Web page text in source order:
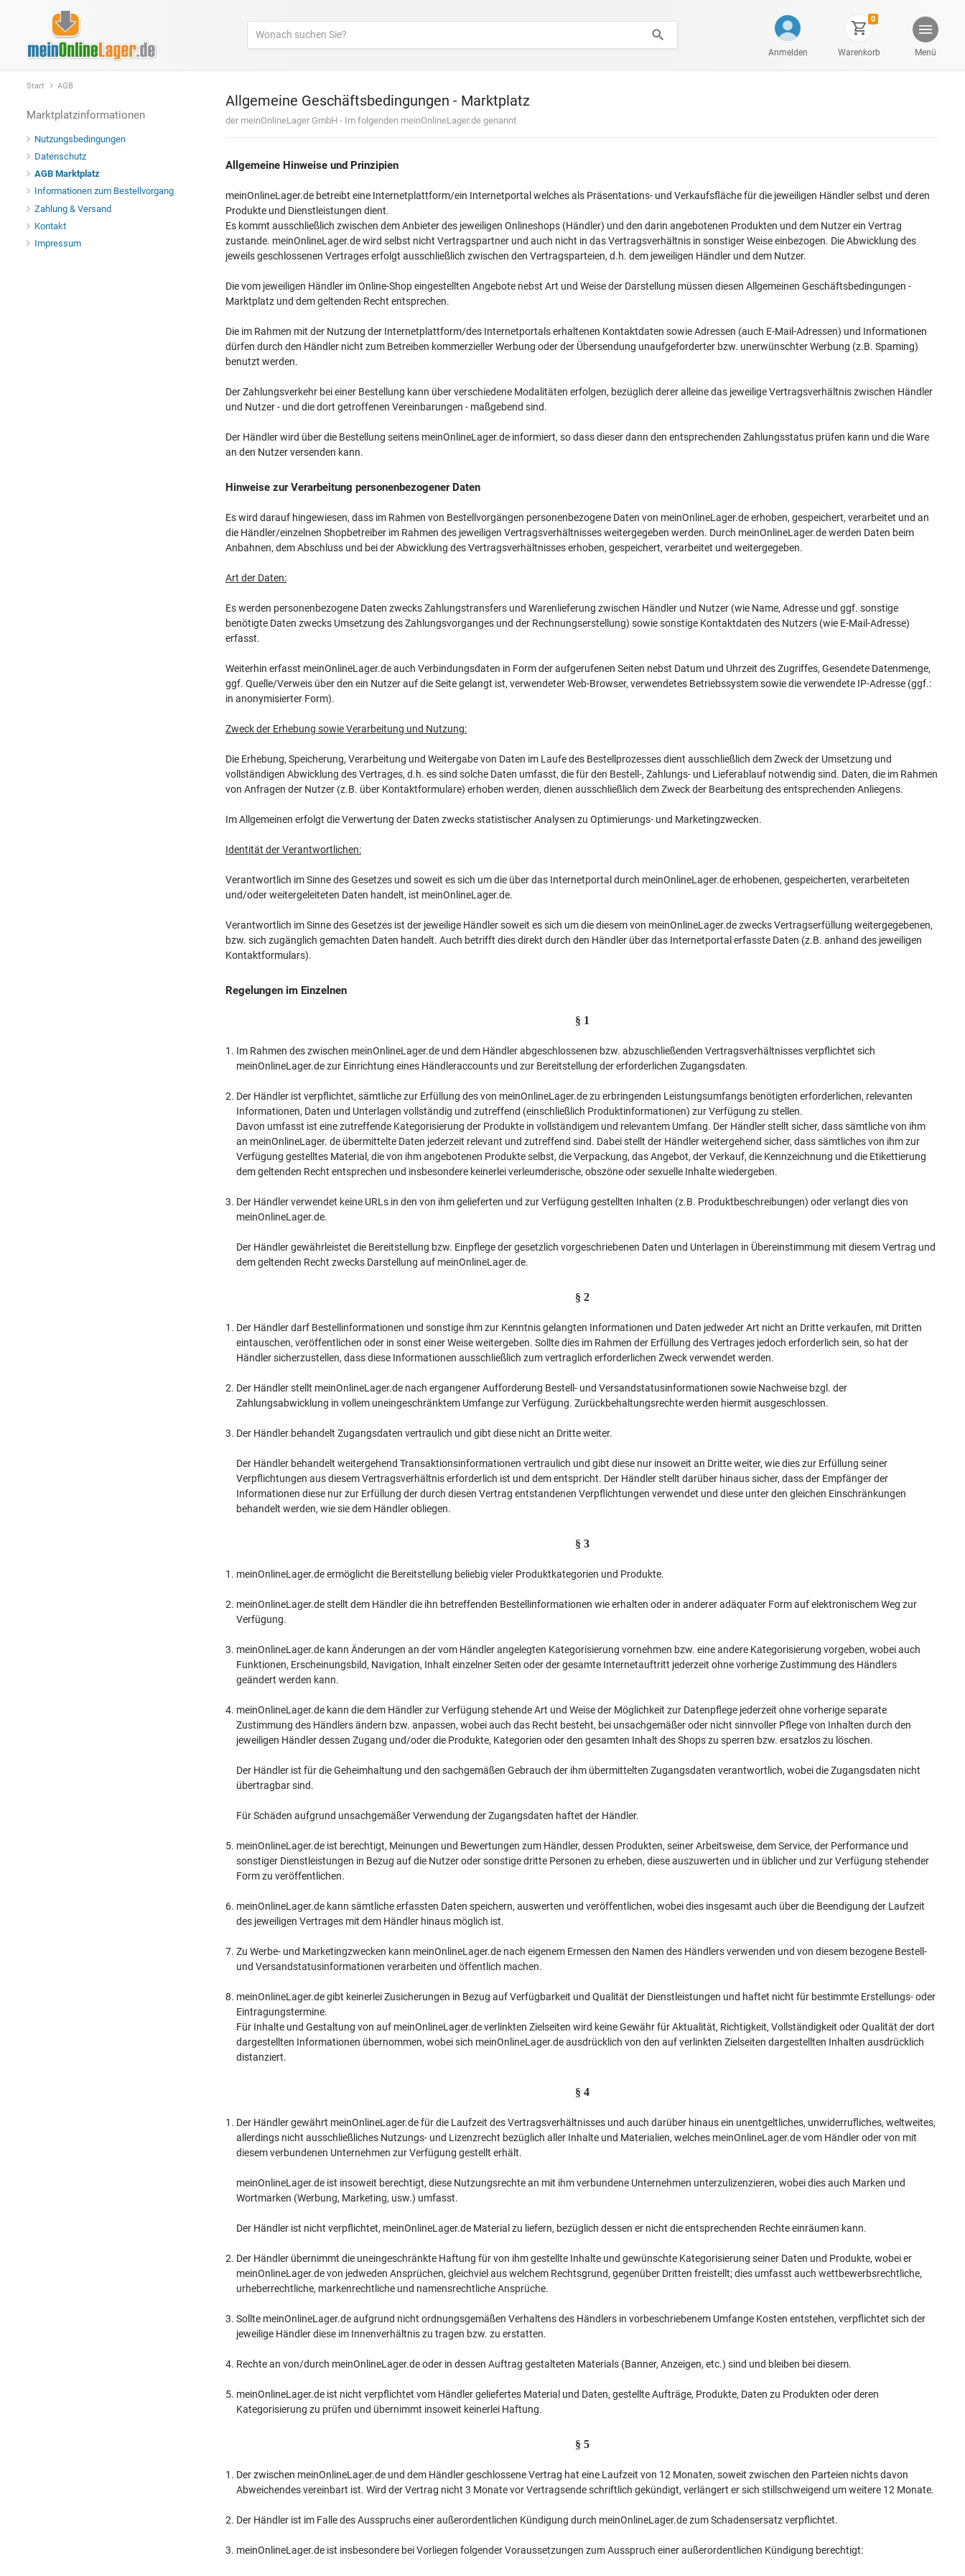
Anmelden
0
Warenkorb Menü
Start AGB
Marktplatzinformationen
Nutzungsbedingungen
Datenschutz
AGB Marktplatz
Informationen zum Bestellvorgang
Zahlung & Versand
Kontakt
Impressum
Allgemeine Geschäftsbedingungen - Marktplatz
der meinOnlineLager GmbH - Im folgenden meinOnlineLager.de genannt
Allgemeine Hinweise und Prinzipien
meinOnlineLager.de betreibt eine Internetplattform/ein Internetportal welches als Präsentations- und Verkaufsfläche für die jeweiligen Händler selbst und deren
Produkte und Dienstleistungen dient.
Es kommt ausschließlich zwischen dem Anbieter des jeweiligen Onlineshops (Händler) und den darin angebotenen Produkten und dem Nutzer ein Vertrag
zustande. meinOnlineLager.de wird selbst nicht Vertragspartner und auch nicht in das Vertragsverhältnis in sonstiger Weise einbezogen. Die Abwicklung des
jeweils geschlossenen Vertrages erfolgt ausschließlich zwischen den Vertragsparteien, d.h. dem jeweiligen Händler und dem Nutzer.
Die vom jeweiligen Händler im Online-Shop eingestellten Angebote nebst Art und Weise der Darstellung müssen diesen Allgemeinen Geschäftsbedingungen -
Marktplatz und dem geltenden Recht entsprechen.
Die im Rahmen mit der Nutzung der Internetplattform/des Internetportals erhaltenen Kontaktdaten sowie Adressen (auch E-Mail-Adressen) und Informationen
dürfen durch den Händler nicht zum Betreiben kommerzieller Werbung oder der Übersendung unaufgeforderter bzw. unerwünschter Werbung (z.B. Spaming)
benutzt werden.
Der Zahlungsverkehr bei einer Bestellung kann über verschiedene Modalitäten erfolgen, bezüglich derer alleine das jeweilige Vertragsverhältnis zwischen Händler
und Nutzer - und die dort getroffenen Vereinbarungen - maßgebend sind.
Der Händler wird über die Bestellung seitens meinOnlineLager.de informiert, so dass dieser dann den entsprechenden Zahlungsstatus prüfen kann und die Ware
an den Nutzer versenden kann.
Hinweise zur Verarbeitung personenbezogener Daten
Es wird darauf hingewiesen, dass im Rahmen von Bestellvorgängen personenbezogene Daten von meinOnlineLager.de erhoben, gespeichert, verarbeitet und an
die Händler/einzelnen Shopbetreiber im Rahmen des jeweiligen Vertragsverhältnisses weitergegeben werden. Durch meinOnlineLager.de werden Daten beim
Anbahnen, dem Abschluss und bei der Abwicklung des Vertragsverhältnisses erhoben, gespeichert, verarbeitet und weitergegeben.
Art der Daten:
Es werden personenbezogene Daten zwecks Zahlungstransfers und Warenlieferung zwischen Händler und Nutzer (wie Name, Adresse und ggf. sonstige
benötigte Daten zwecks Umsetzung des Zahlungsvorganges und der Rechnungserstellung) sowie sonstige Kontaktdaten des Nutzers (wie E-Mail-Adresse)
erfasst.
Weiterhin erfasst meinOnlineLager.de auch Verbindungsdaten in Form der aufgerufenen Seiten nebst Datum und Uhrzeit des Zugriffes, Gesendete Datenmenge,
ggf. Quelle/Verweis über den ein Nutzer auf die Seite gelangt ist, verwendeter Web-Browser, verwendetes Betriebssystem sowie die verwendete IP-Adresse (ggf.:
in anonymisierter Form).
Zweck der Erhebung sowie Verarbeitung und Nutzung:
Die Erhebung, Speicherung, Verarbeitung und Weitergabe von Daten im Laufe des Bestellprozesses dient ausschließlich dem Zweck der Umsetzung und
vollständigen Abwicklung des Vertrages, d.h. es sind solche Daten umfasst, die für den Bestell-, Zahlungs- und Lieferablauf notwendig sind. Daten, die im Rahmen
von Anfragen der Nutzer (z.B. über Kontaktformulare) erhoben werden, dienen ausschließlich dem Zweck der Bearbeitung des entsprechenden Anliegens.
Im Allgemeinen erfolgt die Verwertung der Daten zwecks statistischer Analysen zu Optimierungs- und Marketingzwecken.
Identität der Verantwortlichen:
Verantwortlich im Sinne des Gesetzes und soweit es sich um die über das Internetportal durch meinOnlineLager.de erhobenen, gespeicherten, verarbeiteten
und/oder weitergeleiteten Daten handelt, ist meinOnlineLager.de.
Verantwortlich im Sinne des Gesetzes ist der jeweilige Händler soweit es sich um die diesem von meinOnlineLager.de zwecks Vertragserfüllung weitergegebenen,
bzw. sich zugänglich gemachten Daten handelt. Auch betrifft dies direkt durch den Händler über das Internetportal erfasste Daten (z.B. anhand des jeweiligen
Kontaktformulars).
Regelungen im Einzelnen
§ 1
Im Rahmen des zwischen meinOnlineLager.de und dem Händler abgeschlossenen bzw. abzuschließenden Vertragsverhältnisses verpflichtet sich
meinOnlineLager.de zur Einrichtung eines Händleraccounts und zur Bereitstellung der erforderlichen Zugangsdaten.
Der Händler ist verpflichtet, sämtliche zur Erfüllung des von meinOnlineLager.de zu erbringenden Leistungsumfangs benötigten erforderlichen, relevanten
Informationen, Daten und Unterlagen vollständig und zutreffend (einschließlich Produktinformationen) zur Verfügung zu stellen.
Davon umfasst ist eine zutreffende Kategorisierung der Produkte in vollständigem und relevantem Umfang. Der Händler stellt sicher, dass sämtliche von ihm
an meinOnlineLager. de übermittelte Daten jederzeit relevant und zutreffend sind. Dabei stellt der Händler weitergehend sicher, dass sämtliches von ihm zur
Verfügung gestelltes Material, die von ihm angebotenen Produkte selbst, die Verpackung, das Angebot, der Verkauf, die Kennzeichnung und die Etikettierung
dem geltenden Recht entsprechen und insbesondere keinerlei verleumderische, obszöne oder sexuelle Inhalte wiedergeben.
Der Händler verwendet keine URLs in den von ihm gelieferten und zur Verfügung gestellten Inhalten (z.B. Produktbeschreibungen) oder verlangt dies von
meinOnlineLager.de.
Der Händler gewährleistet die Bereitstellung bzw. Einpflege der gesetzlich vorgeschriebenen Daten und Unterlagen in Übereinstimmung mit diesem Vertrag und
dem geltenden Recht zwecks Darstellung auf meinOnlineLager.de.
§ 2
Der Händler darf Bestellinformationen und sonstige ihm zur Kenntnis gelangten Informationen und Daten jedweder Art nicht an Dritte verkaufen, mit Dritten
eintauschen, veröffentlichen oder in sonst einer Weise weitergeben. Sollte dies im Rahmen der Erfüllung des Vertrages jedoch erforderlich sein, so hat der
Händler sicherzustellen, dass diese Informationen ausschließlich zum vertraglich erforderlichen Zweck verwendet werden.
Der Händler stellt meinOnlineLager.de nach ergangener Aufforderung Bestell- und Versandstatusinformationen sowie Nachweise bzgl. der
Zahlungsabwicklung in vollem uneingeschränktem Umfange zur Verfügung. Zurückbehaltungsrechte werden hiermit ausgeschlossen.
Der Händler behandelt Zugangsdaten vertraulich und gibt diese nicht an Dritte weiter.
Der Händler behandelt weitergehend Transaktionsinformationen vertraulich und gibt diese nur insoweit an Dritte weiter, wie dies zur Erfüllung seiner
Verpflichtungen aus diesem Vertragsverhältnis erforderlich ist und dem entspricht. Der Händler stellt darüber hinaus sicher, dass der Empfänger der
Informationen diese nur zur Erfüllung der durch diesen Vertrag entstandenen Verpflichtungen verwendet und diese unter den gleichen Einschränkungen
behandelt werden, wie sie dem Händler obliegen.
§ 3
meinOnlineLager.de ermöglicht die Bereitstellung beliebig vieler Produktkategorien und Produkte.
meinOnlineLager.de stellt dem Händler die ihn betreffenden Bestellinformationen wie erhalten oder in anderer adäquater Form auf elektronischem Weg zur
Verfügung.
meinOnlineLager.de kann Änderungen an der vom Händler angelegten Kategorisierung vornehmen bzw. eine andere Kategorisierung vorgeben, wobei auch
Funktionen, Erscheinungsbild, Navigation, Inhalt einzelner Seiten oder der gesamte Internetauftritt jederzeit ohne vorherige Zustimmung des Händlers
geändert werden kann.
meinOnlineLager.de kann die dem Händler zur Verfügung stehende Art und Weise der Möglichkeit zur Datenpflege jederzeit ohne vorherige separate
Zustimmung des Händlers ändern bzw. anpassen, wobei auch das Recht besteht, bei unsachgemäßer oder nicht sinnvoller Pflege von Inhalten durch den
jeweiligen Händler dessen Zugang und/oder die Produkte, Kategorien oder den gesamten Inhalt des Shops zu sperren bzw. ersatzlos zu löschen.
Der Händler ist für die Geheimhaltung und den sachgemäßen Gebrauch der ihm übermittelten Zugangsdaten verantwortlich, wobei die Zugangsdaten nicht
übertragbar sind.
Für Schäden aufgrund unsachgemäßer Verwendung der Zugangsdaten haftet der Händler.
meinOnlineLager.de ist berechtigt, Meinungen und Bewertungen zum Händler, dessen Produkten, seiner Arbeitsweise, dem Service, der Performance und
sonstiger Dienstleistungen in Bezug auf die Nutzer oder sonstige dritte Personen zu erheben, diese auszuwerten und in üblicher und zur Verfügung stehender
Form zu veröffentlichen.
meinOnlineLager.de kann sämtliche erfassten Daten speichern, auswerten und veröffentlichen, wobei dies insgesamt auch über die Beendigung der Laufzeit
des jeweiligen Vertrages mit dem Händler hinaus möglich ist.
Zu Werbe- und Marketingzwecken kann meinOnlineLager.de nach eigenem Ermessen den Namen des Händlers verwenden und von diesem bezogene Bestell-
und Versandstatusinformationen verarbeiten und öffentlich machen.
meinOnlineLager.de gibt keinerlei Zusicherungen in Bezug auf Verfügbarkeit und Qualität der Dienstleistungen und haftet nicht für bestimmte Erstellungs- oder
Eintragungstermine.
Für Inhalte und Gestaltung von auf meinOnlineLager.de verlinkten Zielseiten wird keine Gewähr für Aktualität, Richtigkeit, Vollständigkeit oder Qualität der dort
dargestellten Informationen übernommen, wobei sich meinOnlineLager.de ausdrücklich von den auf verlinkten Zielseiten dargestellten Inhalten ausdrücklich
distanziert.
§ 4
Der Händler gewährt meinOnlineLager.de für die Laufzeit des Vertragsverhältnisses und auch darüber hinaus ein unentgeltliches, unwiderrufliches, weltweites,
allerdings nicht ausschließliches Nutzungs- und Lizenzrecht bezüglich aller Inhalte und Materialien, welches meinOnlineLager.de vom Händler oder von mit
diesem verbundenen Unternehmen zur Verfügung gestellt erhält.
meinOnlineLager.de ist insoweit berechtigt, diese Nutzungsrechte an mit ihm verbundene Unternehmen unterzulizenzieren, wobei dies auch Marken und
Wortmarken (Werbung, Marketing, usw.) umfasst.
Der Händler ist nicht verpflichtet, meinOnlineLager.de Material zu liefern, bezüglich dessen er nicht die entsprechenden Rechte einräumen kann.
Der Händler übernimmt die uneingeschränkte Haftung für von ihm gestellte Inhalte und gewünschte Kategorisierung seiner Daten und Produkte, wobei er
meinOnlineLager.de von jedweden Ansprüchen, gleichviel aus welchem Rechtsgrund, gegenüber Dritten freistellt; dies umfasst auch wettbewerbsrechtliche,
urheberrechtliche, markenrechtliche und namensrechtliche Ansprüche.
Sollte meinOnlineLager.de aufgrund nicht ordnungsgemäßen Verhaltens des Händlers in vorbeschriebenem Umfange Kosten entstehen, verpflichtet sich der
jeweilige Händler diese im Innenverhältnis zu tragen bzw. zu erstatten.
Rechte an von/durch meinOnlineLager.de oder in dessen Auftrag gestalteten Materials (Banner, Anzeigen, etc.) sind und bleiben bei diesem.
meinOnlineLager.de ist nicht verpflichtet vom Händler geliefertes Material und Daten, gestellte Aufträge, Produkte, Daten zu Produkten oder deren
Kategorisierung zu prüfen und übernimmt insoweit keinerlei Haftung.
§ 5
Der zwischen meinOnlineLager.de und dem Händler geschlossene Vertrag hat eine Laufzeit von 12 Monaten, soweit zwischen den Parteien nichts davon
Abweichendes vereinbart ist. Wird der Vertrag nicht 3 Monate vor Vertragsende schriftlich gekündigt, verlängert er sich stillschweigend um weitere 12 Monate.
Der Händler ist im Falle des Ausspruchs einer außerordentlichen Kündigung durch meinOnlineLager.de zum Schadensersatz verpflichtet.
meinOnlineLager.de ist insbesondere bei Vorliegen folgender Voraussetzungen zum Ausspruch einer außerordentlichen Kündigung berechtigt: